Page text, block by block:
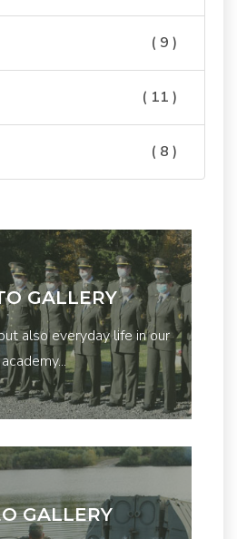
( 9 )
( 11 )
( 8 )
GALLERY
also everyday life in our
academy...
GALLERY